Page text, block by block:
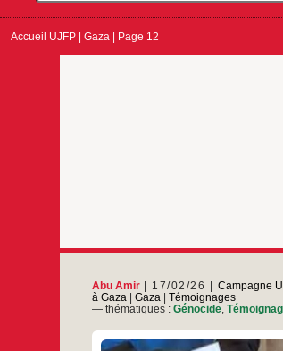
Accueil UJFP |Gaza Page 12
Abu Amir 17/02/26
Campagne
à Gaza
Gaza
Témoignages
— thématiques : Génocide,